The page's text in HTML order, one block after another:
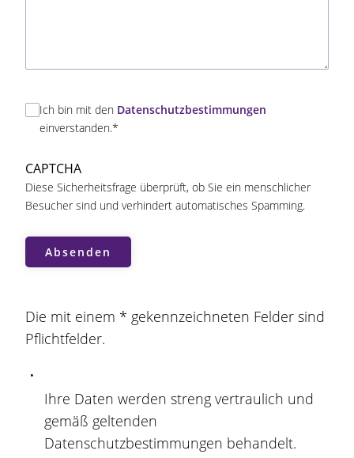
D
e
n
s
h
u
Ich bin mit den Datenschutzbestimmungen
einverstanden.*
CAPTCHA
Diese Sicherheitsfrage überprüft, ob Sie ein menschlicher
Besucher sind und verhindert automatisches Spamming.
Die mit einem * gekennzeichneten Felder sind
Pflichtfelder.
Ihre Daten werden streng vertraulich und
gemäß geltenden
Datenschutzbestimmungen behandelt.